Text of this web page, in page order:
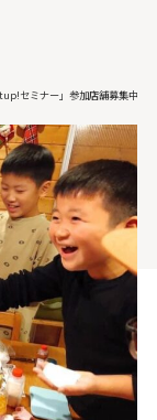
セミナー」参加店舗募集中！